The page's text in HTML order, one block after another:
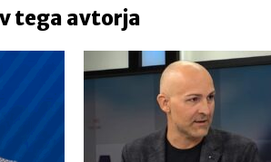
tega avtorja